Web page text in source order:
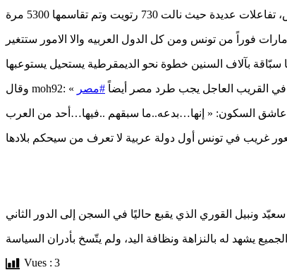
وقال moh92: « #مصر
غريب في تونس أول دولة عربية لا تعرف من سيحكم بلادها
Vues : 3